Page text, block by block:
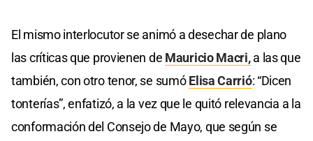
El mismo interlocutor se animó a desechar de plano
las críticas que provienen de Mauricio Macri,a las que
también, con otro tenor, se sumóElisa Carrió: “Dicen
tonterías”, enfatizó, a la vez que le quitó relevancia a la
conformación del Consejo de Mayo, que según se